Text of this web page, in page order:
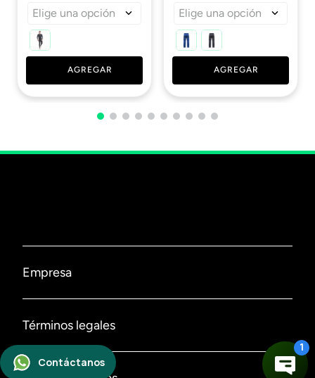
Elige una opción
AGREGAR
Elige una opción
AGREGAR
Empresa
Nosotros
Contáctanos
Términos legales
Políticas de privacidad